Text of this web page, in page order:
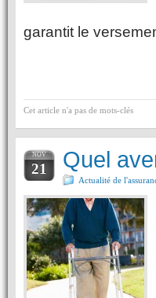
garantit le
Cet article n'a pas de mots-clés
NOV
21 Quel
Actualité de